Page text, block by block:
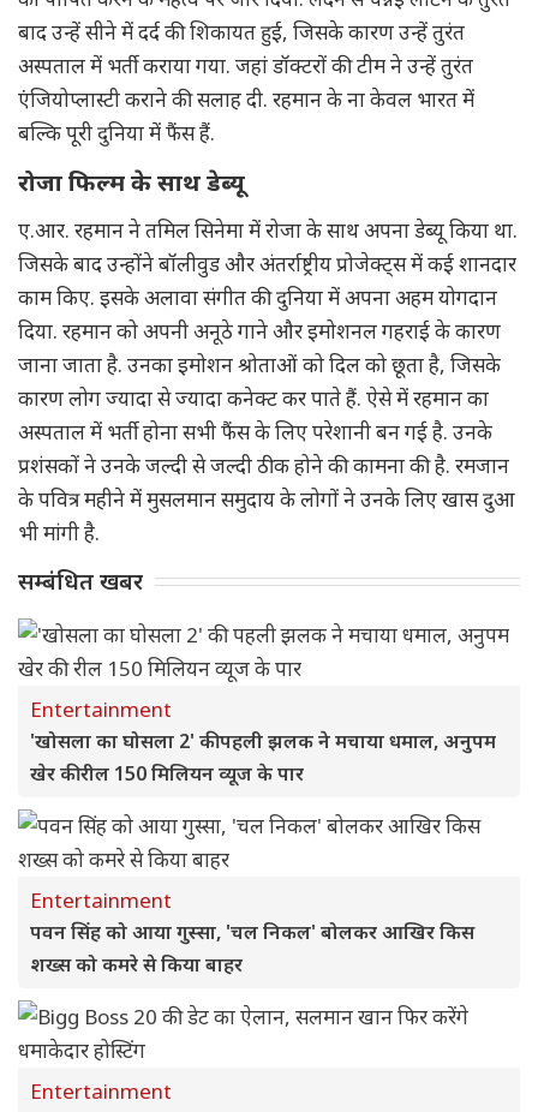
बाद उन्हें सीने में दर्द की शिकायत हुई, जिसके कारण उन्हें तुरंत
अस्पताल में भर्ती कराया गया. जहां डॉक्टरों की टीम ने उन्हें तुरंत
एंजियोप्लास्टी कराने की सलाह दी. रहमान के ना केवल भारत में
बल्कि पूरी दुनिया में फैंस हैं.
रोजा फिल्म के साथ डेब्यू
ए.आर. रहमान ने तमिल सिनेमा में रोजा के साथ अपना डेब्यू किया था.
जिसके बाद उन्होंने बॉलीवुड और अंतर्राष्ट्रीय प्रोजेक्ट्स में कई शानदार
काम किए. इसके अलावा संगीत की दुनिया में अपना अहम योगदान
दिया. रहमान को अपनी अनूठे गाने और इमोशनल गहराई के कारण
जाना जाता है. उनका इमोशन श्रोताओं को दिल को छूता है, जिसके
कारण लोग ज्यादा से ज्यादा कनेक्ट कर पाते हैं. ऐसे में रहमान का
अस्पताल में भर्ती होना सभी फैंस के लिए परेशानी बन गई है. उनके
प्रशंसकों ने उनके जल्दी से जल्दी ठीक होने की कामना की है. रमजान
के पवित्र महीने में मुसलमान समुदाय के लोगों ने उनके लिए खास दुआ
भी मांगी है.
सम्बंधित खबर
Entertainment
'खोसला का घोसला 2' की पहली झलक ने मचाया धमाल, अनुपम
खेर की रील 150 मिलियन व्यूज के पार
Entertainment
पवन सिंह को आया गुस्सा, 'चल निकल' बोलकर आखिर किस
शख्स को कमरे से किया बाहर
Entertainment